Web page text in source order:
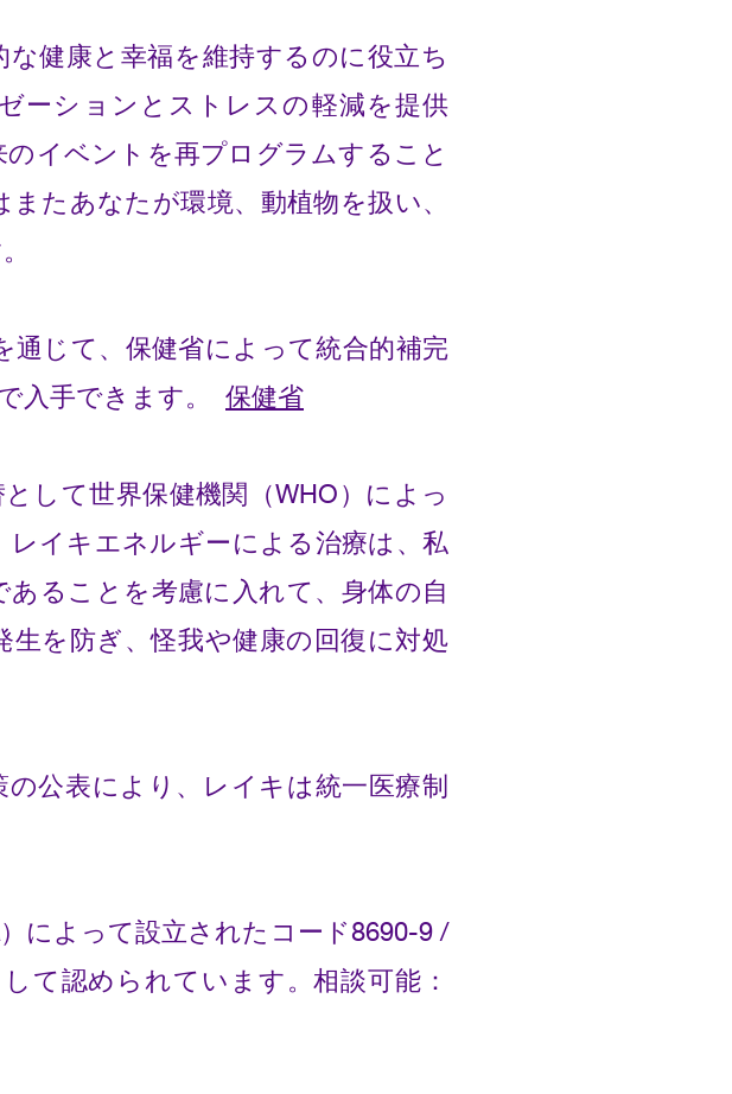
健康と幸福を維持するのに役立ち
ーションとストレスの軽減を提供
イベントを再プログラムすること
たあなたが環境、動植物を扱い、
通じて、保健省によって統合的補完
入手できます。
保健省
して世界保健機関（WHO）によっ
イキエネルギーによる治療は、私
ることを考慮に入れて、身体の自
を防ぎ、怪我や健康の回復に対処
公表により、レイキは統一医療制
によって設立されたコード8690-9 /
て認められています。相談可能：